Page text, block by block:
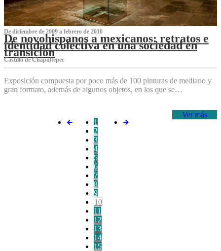
De diciembre de 2009 a febrero de 2010
De novohispanos a mexicanos: retratos e
identidad colectiva en una sociedad en
transición
Castillo de Chapultepec
Exposición compuesta por poco más de 100 pinturas de mediano y
gran formato, además de algunos objetos, en los que se…
Ver más
1
2
3
4
5
6
7
8
9
10
11
12
13
14
15